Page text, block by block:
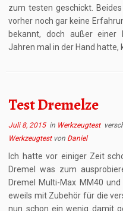
zum testen geschickt.
vorher noch gar keine
bekannt, doch außer einer
Jahren mal in der Hand hatte,
Test Dremelze
Juli 8, 2015in Werkzeugtest
Werkzeugtest von Daniel
Ich hatte vor einiger Zeit
Dremel was zum
Dremel Multi-Max MM40
eweils mit Zubehör für die
nun schon ein wenig damit